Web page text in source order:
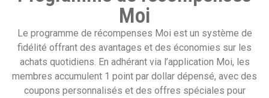
Moi
Le programme de récompenses Moi est un système de
fidélité offrant des avantages et des économies sur les
achats quotidiens. En adhérant via l’application Moi, les
membres accumulent 1 point par dollar dépensé, avec des
coupons personnalisés et des offres spéciales pour